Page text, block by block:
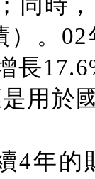
同時
）。
長
用於
4年